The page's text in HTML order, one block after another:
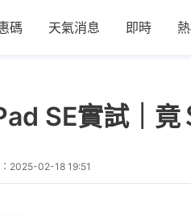
碼 天氣消息 即時
SE實試｜
2025-02-18 19:51